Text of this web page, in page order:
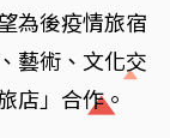
為後疫情旅宿
藝術、文化交
店」合作。